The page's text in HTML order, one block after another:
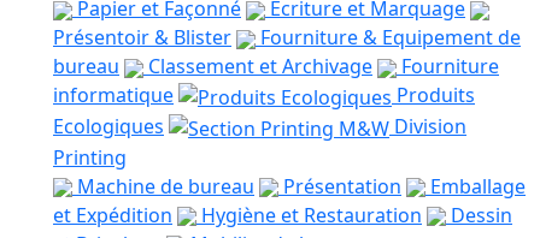
Papier et Façonné
Ecriture et Marquage
Présentoir & Blister
Fourniture & Equipement de
bureau
Classement et Archivage
Fourniture
informatique
Produits
Ecologiques
Division
Printing
Machine de bureau
Présentation
Emballage
et Expédition
Hygiène et Restauration
Dessin